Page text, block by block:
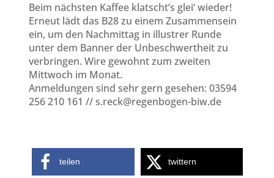
Beim nächsten Kaffee klatscht’s glei‘ wieder!
Erneut lädt das B28 zu einem Zusammensein
ein, um den Nachmittag in illustrer Runde
unter dem Banner der Unbeschwertheit zu
verbringen. Wire gewohnt zum zweiten
Mittwoch im Monat.
Anmeldungen sind sehr gern gesehen: 03594
256 210 161 // s.reck@regenbogen-biw.de
teilen twittern